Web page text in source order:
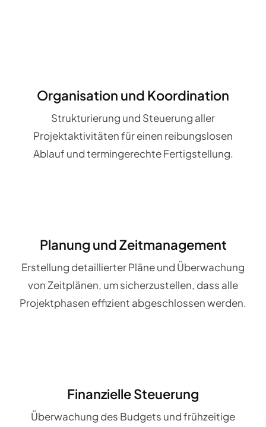
Organisation und Koordination
Strukturierung und Steuerung aller
Projektaktivitäten für einen reibungslosen
Ablauf und termingerechte Fertigstellung.
Planung und Zeitmanagement
Erstellung detaillierter Pläne und Überwachung
von Zeitplänen, um sicherzustellen, dass alle
Projektphasen effizient abgeschlossen werden.
Finanzielle Steuerung
Überwachung des Budgets und frühzeitige